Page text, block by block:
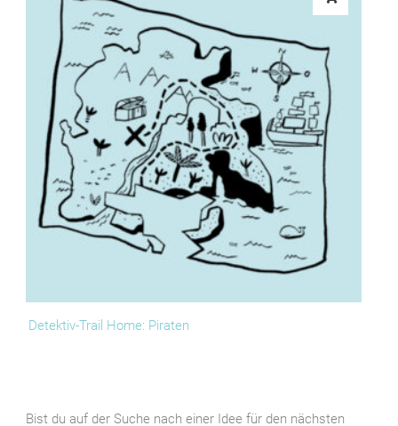
Detektiv-Trail Home: Piraten
Bist du auf der Suche nach einer Idee für den nächsten